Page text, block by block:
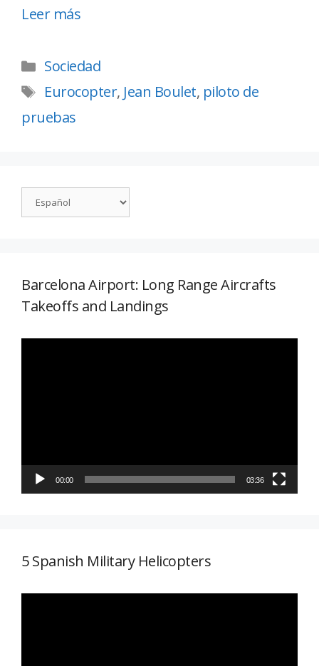
Leer más
Sociedad
Eurocopter, Jean Boulet, piloto de
pruebas
Barcelona Airport: Long Range Aircrafts
Takeoffs and Landings
00:00 03:36
5 Spanish Military Helicopters